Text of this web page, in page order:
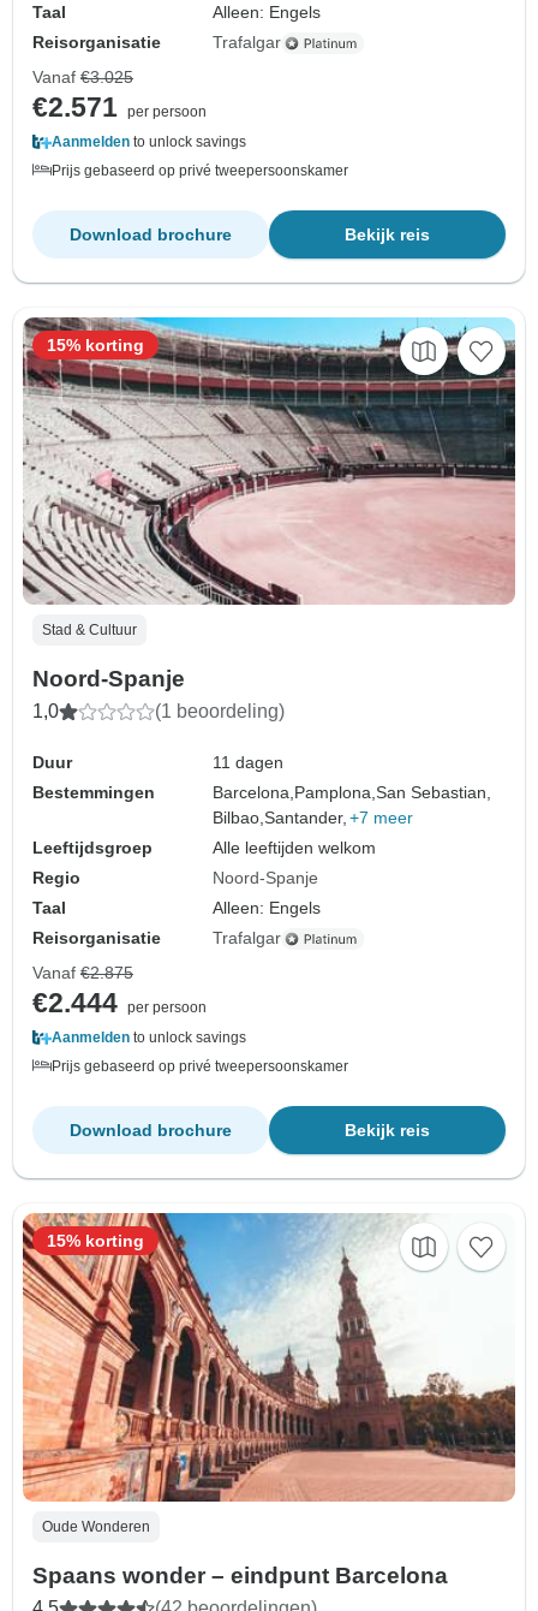
Taal
Alleen: Engels
Reisorganisatie
Trafalgar
Vanaf €3.025
€2.571 per persoon
Aanmelden to unlock savings
Prijs gebaseerd op privé tweepersoonskamer
Bekijk reis
Download brochure
Stad & Cultuur
Noord-Spanje
1,0 (1 beoordeling)
Duur
11 dagen
Bestemmingen
Barcelona,Pamplona,San Sebastian,
Bilbao,Santander, +7 meer
Leeftijdsgroep
Alle leeftijden welkom
Regio
Noord-Spanje
Taal
Alleen: Engels
Reisorganisatie
Trafalgar
15% korting
Vanaf €2.875
€2.444 per persoon
Aanmelden to unlock savings
Prijs gebaseerd op privé tweepersoonskamer
Bekijk reis
Download brochure
Oude Wonderen
Spaans wonder – eindpunt Barcelona
15% korting